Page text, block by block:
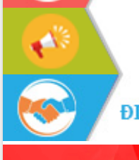
Lấy ý kiến điều chỉnh Quy hoạch tỉnh
Đắk Lắk thời kỳ 2021-2030, tầm nhìn
đến năm 2050
Phát động chiến dịch 30 ngày đêm
giải phóng mặt bằng Tuyến đường bộ
ven biển
Đắk Lắk nỗ lực thúc đẩy tăng trưởng
kinh tế từ 10% trở lên trong Quý
II/2026
Đắk Lắk ký kết thỏa thuận hợp tác về
chuyển đổi số giai đoạn 2026 – 2030